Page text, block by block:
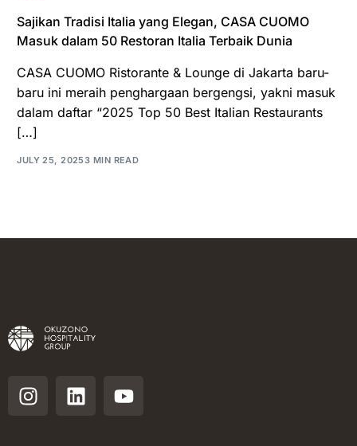
Sajikan Tradisi Italia yang Elegan, CASA CUOMO
Masuk dalam 50 Restoran Italia Terbaik Dunia
CASA CUOMO Ristorante & Lounge di Jakarta baru-
baru ini meraih penghargaan bergengsi, yakni masuk
dalam daftar “2025 Top 50 Best Italian Restaurants
[…]
JULY 25, 20253 MIN READ